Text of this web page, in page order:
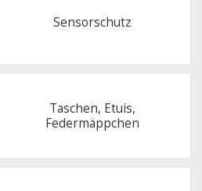
Sensorschutz
Taschen, Etuis,
Federmäppchen